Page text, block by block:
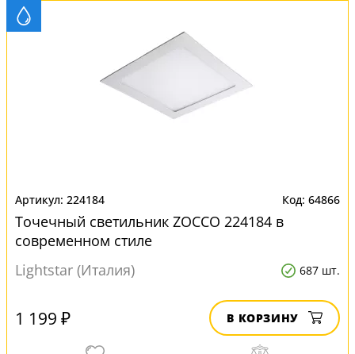
224184 64866
Точечный светильник ZOCCO 224184 в
современном стиле
Lightstar (Италия)
687 шт.
1 199 ₽ В КОРЗИНУ